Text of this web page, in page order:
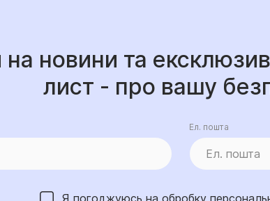
на новини та
лист - про вашу
Ел. пошта
Я погоджуюсь на обробку